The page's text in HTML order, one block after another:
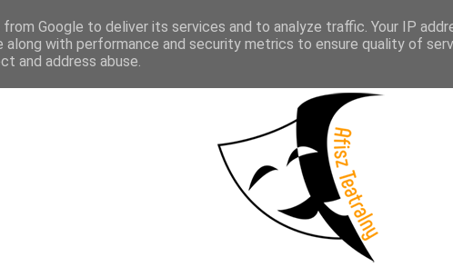
TEATRU SPEKTAKLE WYWIADY LITERATURA PRÓBY
Google to deliver its services and to analyze traffic. Your IP
along with performance and security metrics to ensure quality of
and address abuse.